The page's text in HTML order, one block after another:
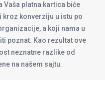
Vaša platna kartica biće
kroz konverziju u istu po
a koji nama u
poznat. Kao rezultat ove
neznatne razlike od
na našem sajtu.